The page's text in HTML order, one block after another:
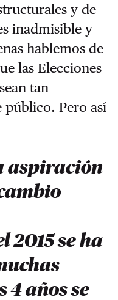
y de
inadmisible y
hablemos de
las Elecciones
tan
público. Pero así
aspiración
2015 se ha
4 años se